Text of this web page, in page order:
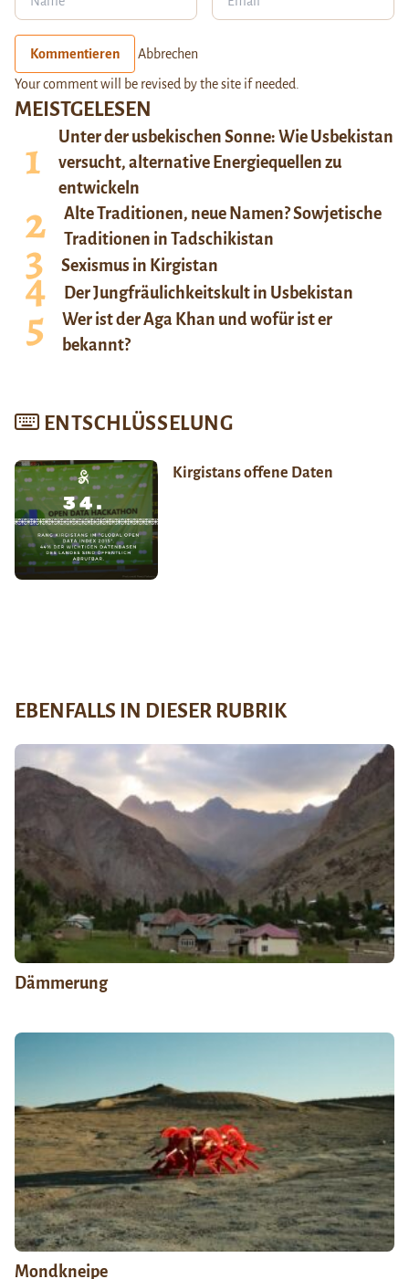
MEISTGELESEN
Unter der usbekischen Sonne: Wie Usbekistan
versucht, alternative Energiequellen zu
entwickeln
Alte Traditionen, neue Namen? Sowjetische
Traditionen in Tadschikistan
Sexismus in Kirgistan
Der Jungfräulichkeitskult in Usbekistan
Wer ist der Aga Khan und wofür ist er
bekannt?
ENTSCHLÜSSELUNG
Kirgistans offene Daten
Kommentieren Abbrechen
Your comment will be revised by the site if needed.
EBENFALLS IN DIESER RUBRIK
Dämmerung
Mondkneipe